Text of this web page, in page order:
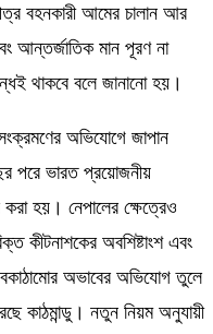
বহনকারী আমের চালান আর
আন্তর্জাতিক মান পূরণ না
থাকবে বলে জানানো হয়।
অভিযোগে জাপান
পরে ভারত প্রয়োজনীয়
করা হয়। নেপালের ক্ষেত্রেও
কীটনাশকের অবশিষ্টাংশ এবং
অভাবের অভিযোগ তুলে
কাঠমান্ডু। নতুন নিয়ম অনুযায়ী